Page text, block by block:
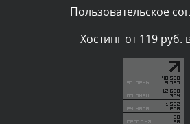
Комментарий проверяется
Текст комментария будет виден
Комментарий проверяется
Пользовательское
Хостинг от 119 руб.